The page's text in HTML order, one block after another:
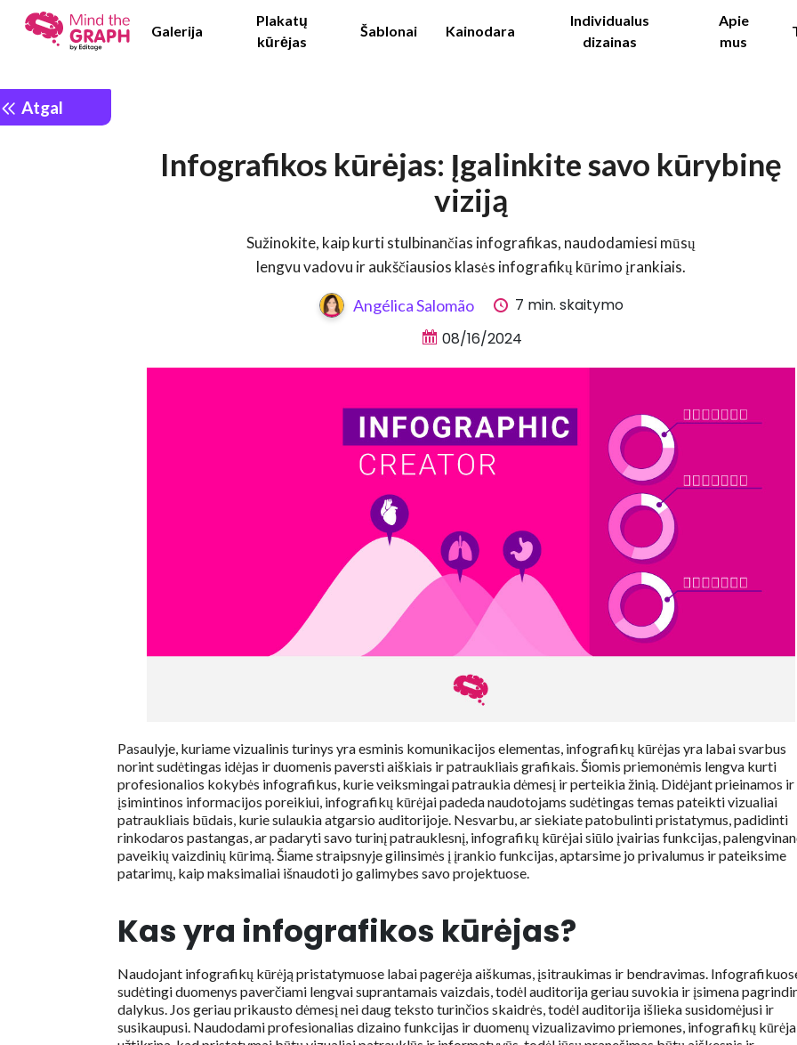
Galerija
Plakatų
kūrėjas
Šablonai Kainodara
Individualus
dizainas
Apie
mus
Atgal
Infografikos kūrėjas: Įgalinkite savo kūrybinę
viziją
Sužinokite, kaip kurti stulbinančias infografikas, naudodamiesi mūsų
lengvu vadovu ir aukščiausios klasės infografikų kūrimo įrankiais.
Angélica Salomão
7 min. skaitymo
08/16/2024
Pasaulyje, kuriame vizualinis turinys yra esminis komunikacijos elementas, infografikų kūrėjas yra labai svarbus
norint sudėtingas idėjas ir duomenis paversti aiškiais ir patraukliais grafikais. Šiomis priemonėmis lengva kurti
profesionalios kokybės infografikus, kurie veiksmingai patraukia dėmesį ir perteikia žinią. Didėjant prieinamos ir
įsimintinos informacijos poreikiui, infografikų kūrėjai padeda naudotojams sudėtingas temas pateikti vizualiai
patraukliais būdais, kurie sulaukia atgarsio auditorijoje. Nesvarbu, ar siekiate patobulinti pristatymus, padidinti
rinkodaros pastangas, ar padaryti savo turinį patrauklesnį, infografikų kūrėjai siūlo įvairias funkcijas,
paveikių vaizdinių kūrimą. Šiame straipsnyje gilinsimės į įrankio funkcijas, aptarsime jo privalumus ir pateiksime
patarimų, kaip maksimaliai išnaudoti jo galimybes savo projektuose.
Kas yra infografikos kūrėjas?
Naudojant infografikų kūrėją pristatymuose labai pagerėja aiškumas, įsitraukimas ir bendravimas.
sudėtingi duomenys paverčiami lengvai suprantamais vaizdais, todėl auditorija geriau suvokia ir įsimena
dalykus. Jos geriau prikausto dėmesį nei daug teksto turinčios skaidrės, todėl auditorija išlieka susidomėjusi ir
susikaupusi. Naudodami profesionalias dizaino funkcijas ir duomenų vizualizavimo priemones, infografikų